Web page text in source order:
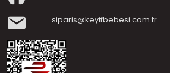
siparis@keyifbebesi.com.tr